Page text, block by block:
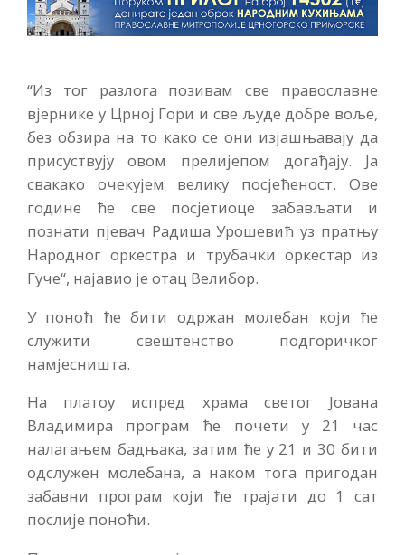
“Из тог разлога позивам све православне
вјернике у Црној Гори и све људе добре воље,
без обзира на то како се они изјашњавају да
присуствују овом прелијепом догађају. Ја
свакако очекујем велику посјећеност. Ове
године ће све посјетиоце забављати и
познати пјевач Радиша Урошевић уз пратњу
Народног оркестра и трубачки оркестар из
Гуче“, најавио је отац Велибор.
У поноћ ће бити одржан молебан који ће
служити свештенство подгоричког
намјесништа.
На платоу испред храма светог Јована
Владимира програм ће почети у 21 час
налагањем бадњака, затим ће у 21 и 30 бити
одслужен молебана, а наком тога пригодан
забавни програм који ће трајати до 1 сат
послије поноћи.